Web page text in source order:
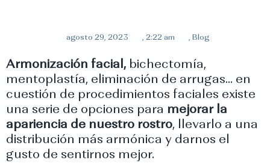
agosto 29, 2023 , 2:22 am , Blog
Armonización facial, bichectomía,
mentoplastía, eliminación de arrugas… en
cuestión de procedimientos faciales existe
una serie de opciones para mejorar la
apariencia de nuestro rostro, llevarlo a una
distribución más armónica y darnos el
gusto de sentirnos mejor.